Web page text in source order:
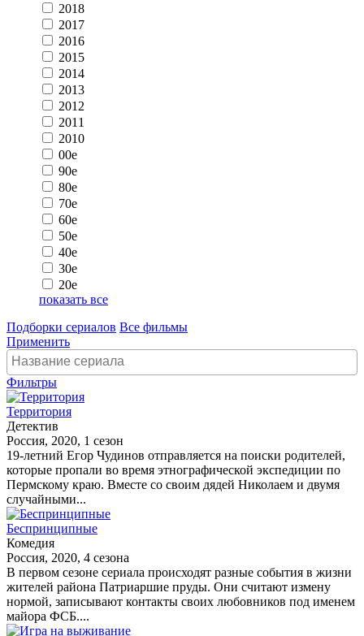
2018
2017
2016
2015
2014
2013
2012
2011
2010
00e
90e
80e
70e
60e
50e
40e
30e
20e
показать все
Подборки сериалов Все фильмы
Применить
Фильтры
Территория
Детектив
Россия, 2020, 1 сезон
19-летний Егор Чудинов отправляется на поиски родителей,
которые пропали во время этнографической экспедиции по
Пермскому краю. Вместе со своим дядей Николаем и двумя
случайными...
Беспринципные
Комедия
Россия, 2020, 4 сезона
В первом сезоне сериала происходят разные события в жизни
жителей района Патриаршие пруды. Они считают измену
нормой, записывают контакты своих любовников под именем
майора ФСБ....